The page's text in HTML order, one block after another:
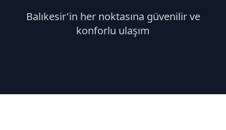
Balıkesir'in her noktasına güvenilir ve
konforlu ulaşım